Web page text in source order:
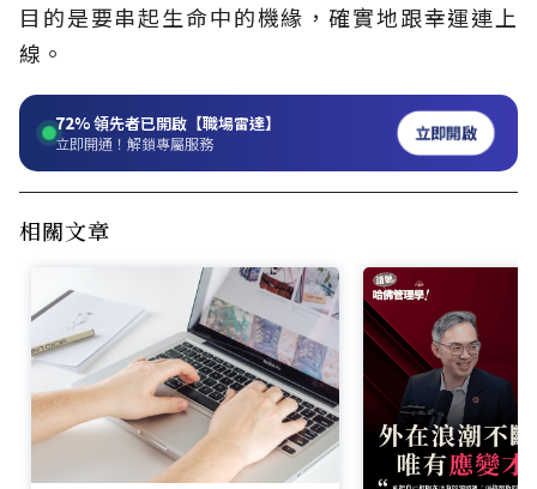
目的是要串起生命中的機緣，確實地跟幸運連上
線。
72%領先者已開啟【職場雷達】
立即開通！解鎖專屬服務 立即開啟
相關文章